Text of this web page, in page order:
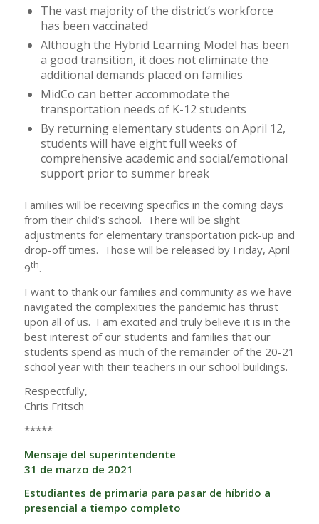
The vast majority of the district’s workforce
has been vaccinated
Although the Hybrid Learning Model has been
a good transition, it does not eliminate the
additional demands placed on families
MidCo can better accommodate the
transportation needs of K-12 students
By returning elementary students on April 12,
students will have eight full weeks of
comprehensive academic and social/emotional
support prior to summer break
Families will be receiving specifics in the coming days
from their child’s school. There will be slight
adjustments for elementary transportation pick-up and
drop-off times. Those will be released by Friday, April
9th.
I want to thank our families and community as we have
navigated the complexities the pandemic has thrust
upon all of us. I am excited and truly believe it is in the
best interest of our students and families that our
students spend as much of the remainder of the 20-21
school year with their teachers in our school buildings.
Respectfully,
Chris Fritsch
*****
Mensaje del superintendente
31 de marzo de 2021
Estudiantes de primaria para pasar de híbrido a
presencial a tiempo completo